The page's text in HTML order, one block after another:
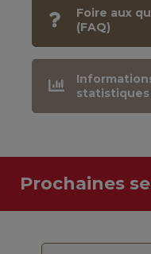
Foire aux
(FAQ)
statistiques
Prochaines